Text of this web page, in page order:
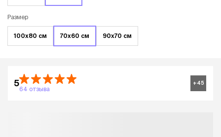
Размер
100х80 см 70х60 см 90х70 см
5
64 отзыва
+45